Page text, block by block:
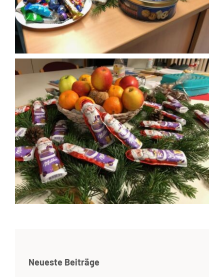
Neueste Beiträge